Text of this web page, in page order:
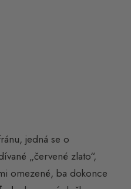
jedná se o
„červené zlato“,
omezené, ba dokonce